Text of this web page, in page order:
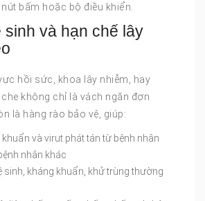
bấm hoặc bộ điều khiển.
sinh và hạn chế lây
hồi sức, khoa lây nhiễm, hay
không chỉ là vách ngăn đơn
là hàng rào bảo vệ, giúp:
khuẩn và virut phát tán từ bệnh nhân
nhân khác
sinh, kháng khuẩn, khử trùng thường